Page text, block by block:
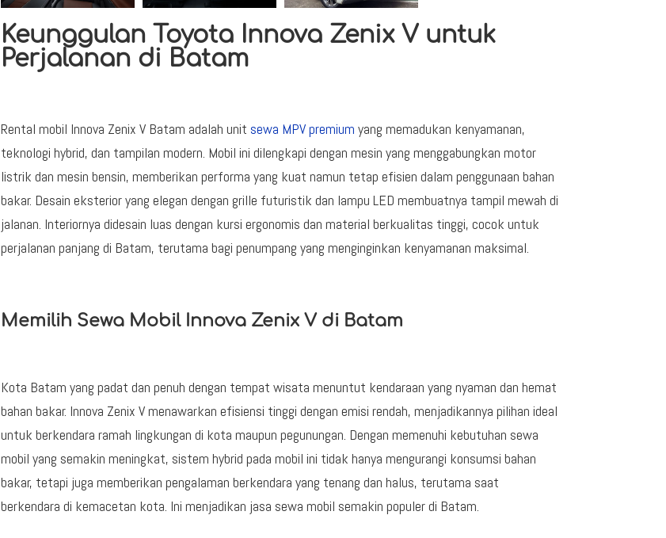
Keunggulan Toyota Innova Zenix V untuk
Perjalanan di Batam
Rental mobil Innova Zenix V Batam adalah unit sewa MPV premium yang memadukan kenyamanan,
teknologi hybrid, dan tampilan modern. Mobil ini dilengkapi dengan mesin yang menggabungkan motor
listrik dan mesin bensin, memberikan performa yang kuat namun tetap efisien dalam penggunaan bahan
bakar. Desain eksterior yang elegan dengan grille futuristik dan lampu LED membuatnya tampil mewah di
jalanan. Interiornya didesain luas dengan kursi ergonomis dan material berkualitas tinggi, cocok untuk
perjalanan panjang di Batam, terutama bagi penumpang yang menginginkan kenyamanan maksimal.
Memilih Sewa Mobil Innova Zenix V di Batam
Kota Batam yang padat dan penuh dengan tempat wisata menuntut kendaraan yang nyaman dan hemat
bahan bakar. Innova Zenix V menawarkan efisiensi tinggi dengan emisi rendah, menjadikannya pilihan ideal
untuk berkendara ramah lingkungan di kota maupun pegunungan. Dengan memenuhi kebutuhan sewa
mobil yang semakin meningkat, sistem hybrid pada mobil ini tidak hanya mengurangi konsumsi bahan
bakar, tetapi juga memberikan pengalaman berkendara yang tenang dan halus, terutama saat
berkendara di kemacetan kota. Ini menjadikan jasa sewa mobil semakin populer di Batam.